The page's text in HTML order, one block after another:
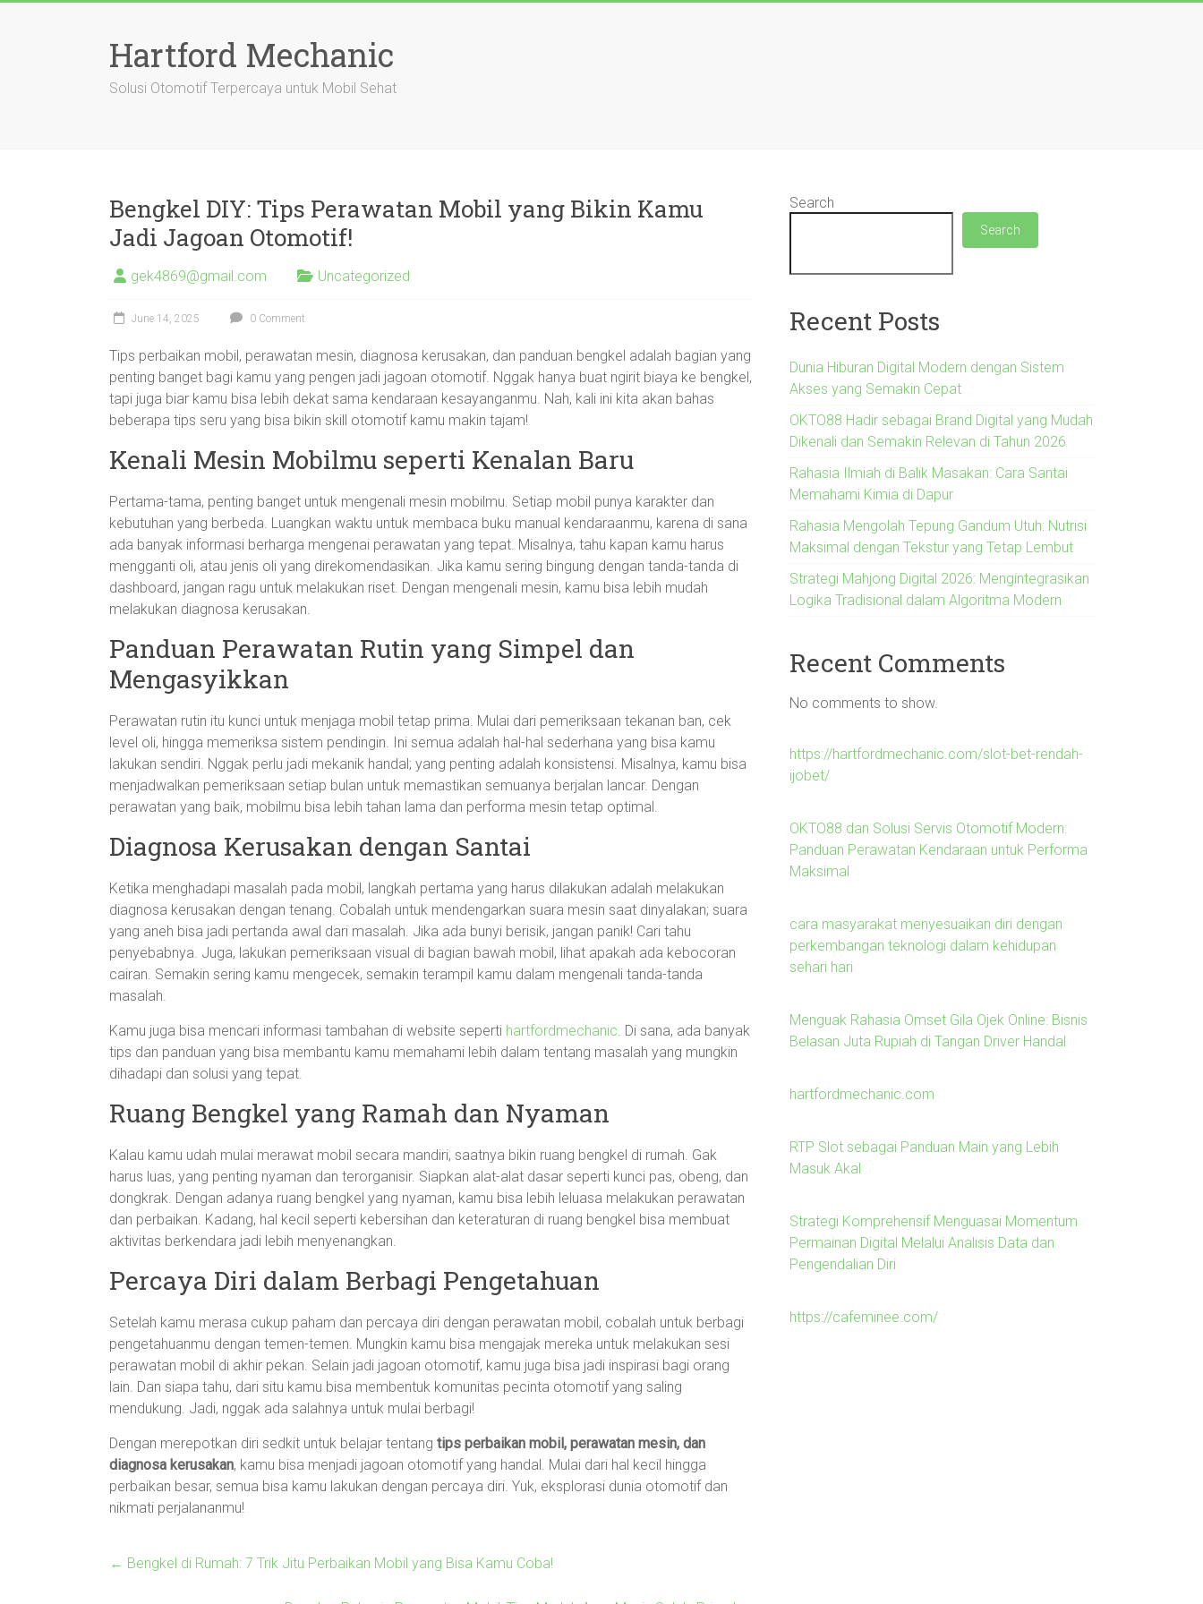
Hartford Mechanic
Solusi Otomotif Terpercaya untuk Mobil Sehat
Bengkel DIY: Tips Perawatan Mobil yang Bikin Kamu
Jadi Jagoan Otomotif!
gek4869@gmail.com Uncategorized
June 14, 2025 0 Comment
Tips perbaikan mobil, perawatan mesin, diagnosa kerusakan, dan panduan bengkel adalah bagian yang
penting banget bagi kamu yang pengen jadi jagoan otomotif. Nggak hanya buat ngirit biaya ke bengkel,
tapi juga biar kamu bisa lebih dekat sama kendaraan kesayanganmu. Nah, kali ini kita akan bahas
beberapa tips seru yang bisa bikin skill otomotif kamu makin tajam!
Kenali Mesin Mobilmu seperti Kenalan Baru
Pertama-tama, penting banget untuk mengenali mesin mobilmu. Setiap mobil punya karakter dan
kebutuhan yang berbeda. Luangkan waktu untuk membaca buku manual kendaraanmu, karena di sana
ada banyak informasi berharga mengenai perawatan yang tepat. Misalnya, tahu kapan kamu harus
mengganti oli, atau jenis oli yang direkomendasikan. Jika kamu sering bingung dengan tanda-tanda di
dashboard, jangan ragu untuk melakukan riset. Dengan mengenali mesin, kamu bisa lebih mudah
melakukan diagnosa kerusakan.
Panduan Perawatan Rutin yang Simpel dan
Mengasyikkan
Perawatan rutin itu kunci untuk menjaga mobil tetap prima. Mulai dari pemeriksaan tekanan ban, cek
level oli, hingga memeriksa sistem pendingin. Ini semua adalah hal-hal sederhana yang bisa kamu
lakukan sendiri. Nggak perlu jadi mekanik handal; yang penting adalah konsistensi. Misalnya, kamu bisa
menjadwalkan pemeriksaan setiap bulan untuk memastikan semuanya berjalan lancar. Dengan
perawatan yang baik, mobilmu bisa lebih tahan lama dan performa mesin tetap optimal.
Diagnosa Kerusakan dengan Santai
Ketika menghadapi masalah pada mobil, langkah pertama yang harus dilakukan adalah melakukan
diagnosa kerusakan dengan tenang. Cobalah untuk mendengarkan suara mesin saat dinyalakan; suara
yang aneh bisa jadi pertanda awal dari masalah. Jika ada bunyi berisik, jangan panik! Cari tahu
penyebabnya. Juga, lakukan pemeriksaan visual di bagian bawah mobil, lihat apakah ada kebocoran
cairan. Semakin sering kamu mengecek, semakin terampil kamu dalam mengenali tanda-tanda
masalah.
Kamu juga bisa mencari informasi tambahan di website seperti hartfordmechanic. Di sana, ada banyak
tips dan panduan yang bisa membantu kamu memahami lebih dalam tentang masalah yang mungkin
dihadapi dan solusi yang tepat.
Ruang Bengkel yang Ramah dan Nyaman
Kalau kamu udah mulai merawat mobil secara mandiri, saatnya bikin ruang bengkel di rumah. Gak
harus luas, yang penting nyaman dan terorganisir. Siapkan alat-alat dasar seperti kunci pas, obeng, dan
dongkrak. Dengan adanya ruang bengkel yang nyaman, kamu bisa lebih leluasa melakukan perawatan
dan perbaikan. Kadang, hal kecil seperti kebersihan dan keteraturan di ruang bengkel bisa membuat
aktivitas berkendara jadi lebih menyenangkan.
Percaya Diri dalam Berbagi Pengetahuan
Setelah kamu merasa cukup paham dan percaya diri dengan perawatan mobil, cobalah untuk berbagi
pengetahuanmu dengan temen-temen. Mungkin kamu bisa mengajak mereka untuk melakukan sesi
perawatan mobil di akhir pekan. Selain jadi jagoan otomotif, kamu juga bisa jadi inspirasi bagi orang
lain. Dan siapa tahu, dari situ kamu bisa membentuk komunitas pecinta otomotif yang saling
mendukung. Jadi, nggak ada salahnya untuk mulai berbagi!
Dengan merepotkan diri sedkit untuk belajar tentang tips perbaikan mobil, perawatan mesin, dan
diagnosa kerusakan, kamu bisa menjadi jagoan otomotif yang handal. Mulai dari hal kecil hingga
perbaikan besar, semua bisa kamu lakukan dengan percaya diri. Yuk, eksplorasi dunia otomotif dan
nikmati perjalananmu!
← Bengkel di Rumah: 7 Trik Jitu Perbaikan Mobil yang Bisa Kamu Coba!
Search
Search
Recent Posts
Dunia Hiburan Digital Modern dengan Sistem
Akses yang Semakin Cepat
OKTO88 Hadir sebagai Brand Digital yang Mudah
Dikenali dan Semakin Relevan di Tahun 2026
Rahasia Ilmiah di Balik Masakan: Cara Santai
Memahami Kimia di Dapur
Rahasia Mengolah Tepung Gandum Utuh: Nutrisi
Maksimal dengan Tekstur yang Tetap Lembut
Strategi Mahjong Digital 2026: Mengintegrasikan
Logika Tradisional dalam Algoritma Modern
Recent Comments
No comments to show.
https://hartfordmechanic.com/slot-bet-rendah-
ijobet/
OKTO88 dan Solusi Servis Otomotif Modern:
Panduan Perawatan Kendaraan untuk Performa
Maksimal
cara masyarakat menyesuaikan diri dengan
perkembangan teknologi dalam kehidupan
sehari hari
Menguak Rahasia Omset Gila Ojek Online: Bisnis
Belasan Juta Rupiah di Tangan Driver Handal
hartfordmechanic.com
RTP Slot sebagai Panduan Main yang Lebih
Masuk Akal
Strategi Komprehensif Menguasai Momentum
Permainan Digital Melalui Analisis Data dan
Pengendalian Diri
https://cafeminee.com/